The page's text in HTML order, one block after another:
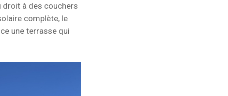
droit à des couchers
complète, le
une terrasse qui